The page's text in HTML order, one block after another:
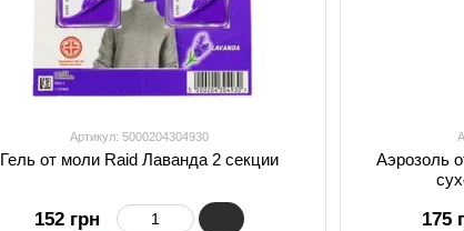
Артикул: 5000204304930
Гель от моли Raid Лаванда 2 секции
152 грн
Аэрозоль
175